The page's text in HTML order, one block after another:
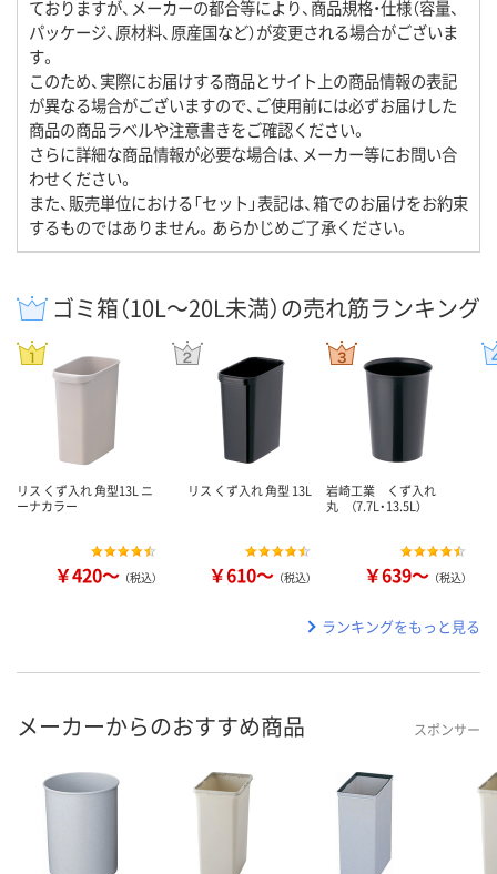
ておりますが、メーカーの都合等により、商品規格・仕様（容量、
パッケージ、原材料、原産国など）が変更される場合がございま
す。
このため、実際にお届けする商品とサイト上の商品情報の表記
が異なる場合がございますので、ご使用前には必ずお届けした
商品の商品ラベルや注意書きをご確認ください。
さらに詳細な商品情報が必要な場合は、メーカー等にお問い合
わせください。
また、販売単位における「セット」表記は、箱でのお届けをお約束
するものではありません。あらかじめご了承ください。
ゴミ箱（10L～20L未満）の売れ筋ランキング
リス くず入れ 角型13L ニ
ーナカラー
￥420～ （税込）
リス くず入れ 角型 13L
￥610～ （税込）
岩崎工業 くず入れ
丸 （7.7L・13.5L）
￥639～ （税込）
ランキングをもっと見る
メーカーからのおすすめ商品 スポンサー